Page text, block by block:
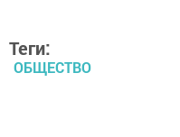
Теги:
ОБЩЕСТВО